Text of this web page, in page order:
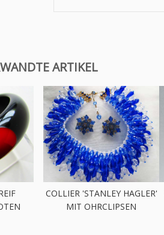
ARTIKEL
COLLIER 'STANLEY HAGLER'
MIT OHRCLIPSEN